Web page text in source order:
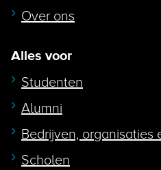
Over ons
Alles voor
Studenten
Alumni
Bedrijven, organisaties
Scholen